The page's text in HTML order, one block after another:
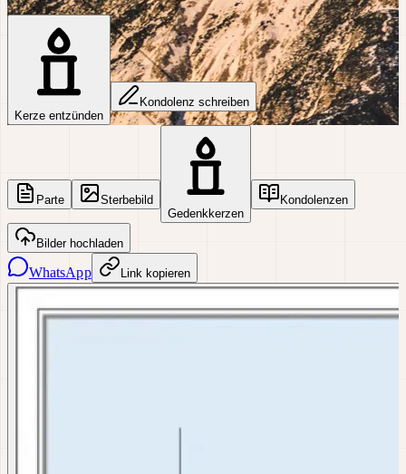
Kerze entzünden
Kondolenz schreiben
Parte
Sterbebild
Gedenkkerzen
Kondolenzen
Bilder hochladen
WhatsApp Link kopieren